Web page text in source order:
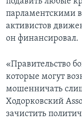
парламентскими
активистов
он финансировал.
«Правительство
которые могут
мошенничать
Ходорковский
зачистить